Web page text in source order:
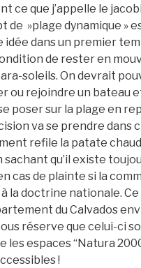
ce que j’appelle le
de »plage dynamique »
idée dans un premier
de rester en
soleils. On devrait
ou rejoindre un bateau
poser sur la plage en
va se prendre dans
refile la patate
qu’il existe
cas de plainte si la
la doctrine nationale.
du Calvados
réserve que celui-ci
les espaces “Natura
!